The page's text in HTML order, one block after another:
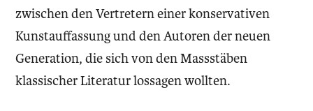
zwischen den Vertretern einer konservativen
Kunstauffassung und den Autoren der neuen
Generation, die sich von den Massstäben
klassischer Literatur lossagen wollten.